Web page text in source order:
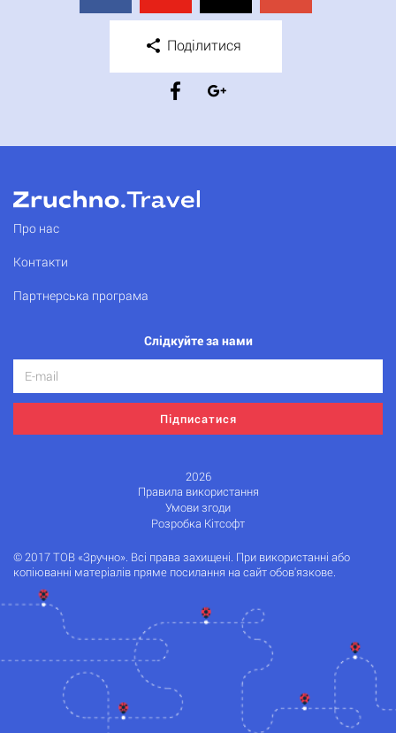
Поділитися
Про нас
Контакти
Партнерська програма
Слідкуйте за нами
Підписатися
2026
Правила використання
Умови згоди
Розробка Кітсофт
© 2017 ТОВ «Зручно». Всі права захищені. При використанні або
копіюванні матеріалів пряме посилання на сайт обов'язкове.